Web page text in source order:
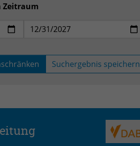
Zeitraum
Suchergebnis speichern